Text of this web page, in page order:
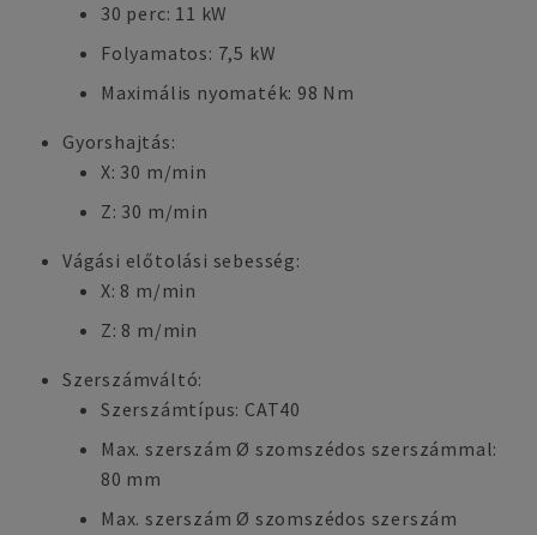
30 perc: 11 kW
Folyamatos: 7,5 kW
Maximális nyomaték: 98 Nm
Gyorshajtás:
X: 30 m/min
Z: 30 m/min
Vágási előtolási sebesség:
X: 8 m/min
Z: 8 m/min
Szerszámváltó:
Szerszámtípus: CAT40
Max. szerszám Ø szomszédos szerszámmal:
80 mm
Max. szerszám Ø szomszédos szerszám